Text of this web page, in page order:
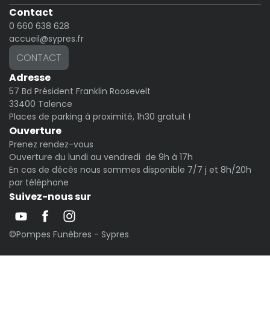
Contact
0 660 638 628
accueil@sypres.fr
CONTACT
Adresse
57 Bd Président Franklin Roosevelt
33400 Talence
Places de parking à proximité, 1h30 gratuit !
Ouverture
Prenez rendez-vous
Ouverture du lundi au vendredi de 9h à 17h
En cas de décès nous sommes disponible 7/7 j et 8h/20h
par téléphone
Suivez-nous sur
©Pompes Funèbres - Sypres